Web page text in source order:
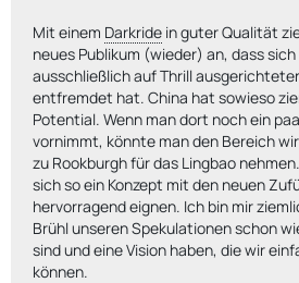
Mit einem Darkride in guter Qualität
neues Publikum (wieder) an, dass
ausschließlich auf Thrill
entfremdet hat. China hat sowieso
Potential. Wenn man dort noch ein
vornimmt, könnte man den Bereich
zu Rookburgh für das Lingbao
sich so ein Konzept mit den neuen
hervorragend eignen. Ich bin mir
Brühl unseren Spekulationen schon
sind und eine Vision haben, die wir
können.